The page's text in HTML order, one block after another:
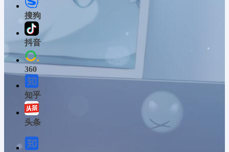
搜狗
抖音
360
知乎
头条